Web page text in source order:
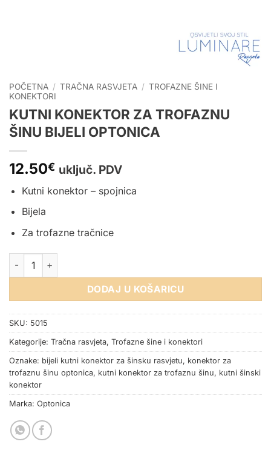
POČETNA / TRAČNA RASVJETA / TROFAZNE ŠINE I
KONEKTORI
KUTNI KONEKTOR ZA TROFAZNU
ŠINU BIJELI OPTONICA
12.50€ uključ. PDV
Kutni konektor – spojnica
Bijela
Za trofazne tračnice
KUTNI KONEKTOR ZA TROFAZNU ŠINU BIJELI OPTONICA
DODAJ U KOŠARICU
SKU: 5015
Kategorije: Tračna rasvjeta, Trofazne šine i konektori
Oznake: bijeli kutni konektor za šinsku rasvjetu, konektor za
trofaznu šinu optonica, kutni konektor za trofaznu šinu, kutni šinski
konektor
Marka: Optonica